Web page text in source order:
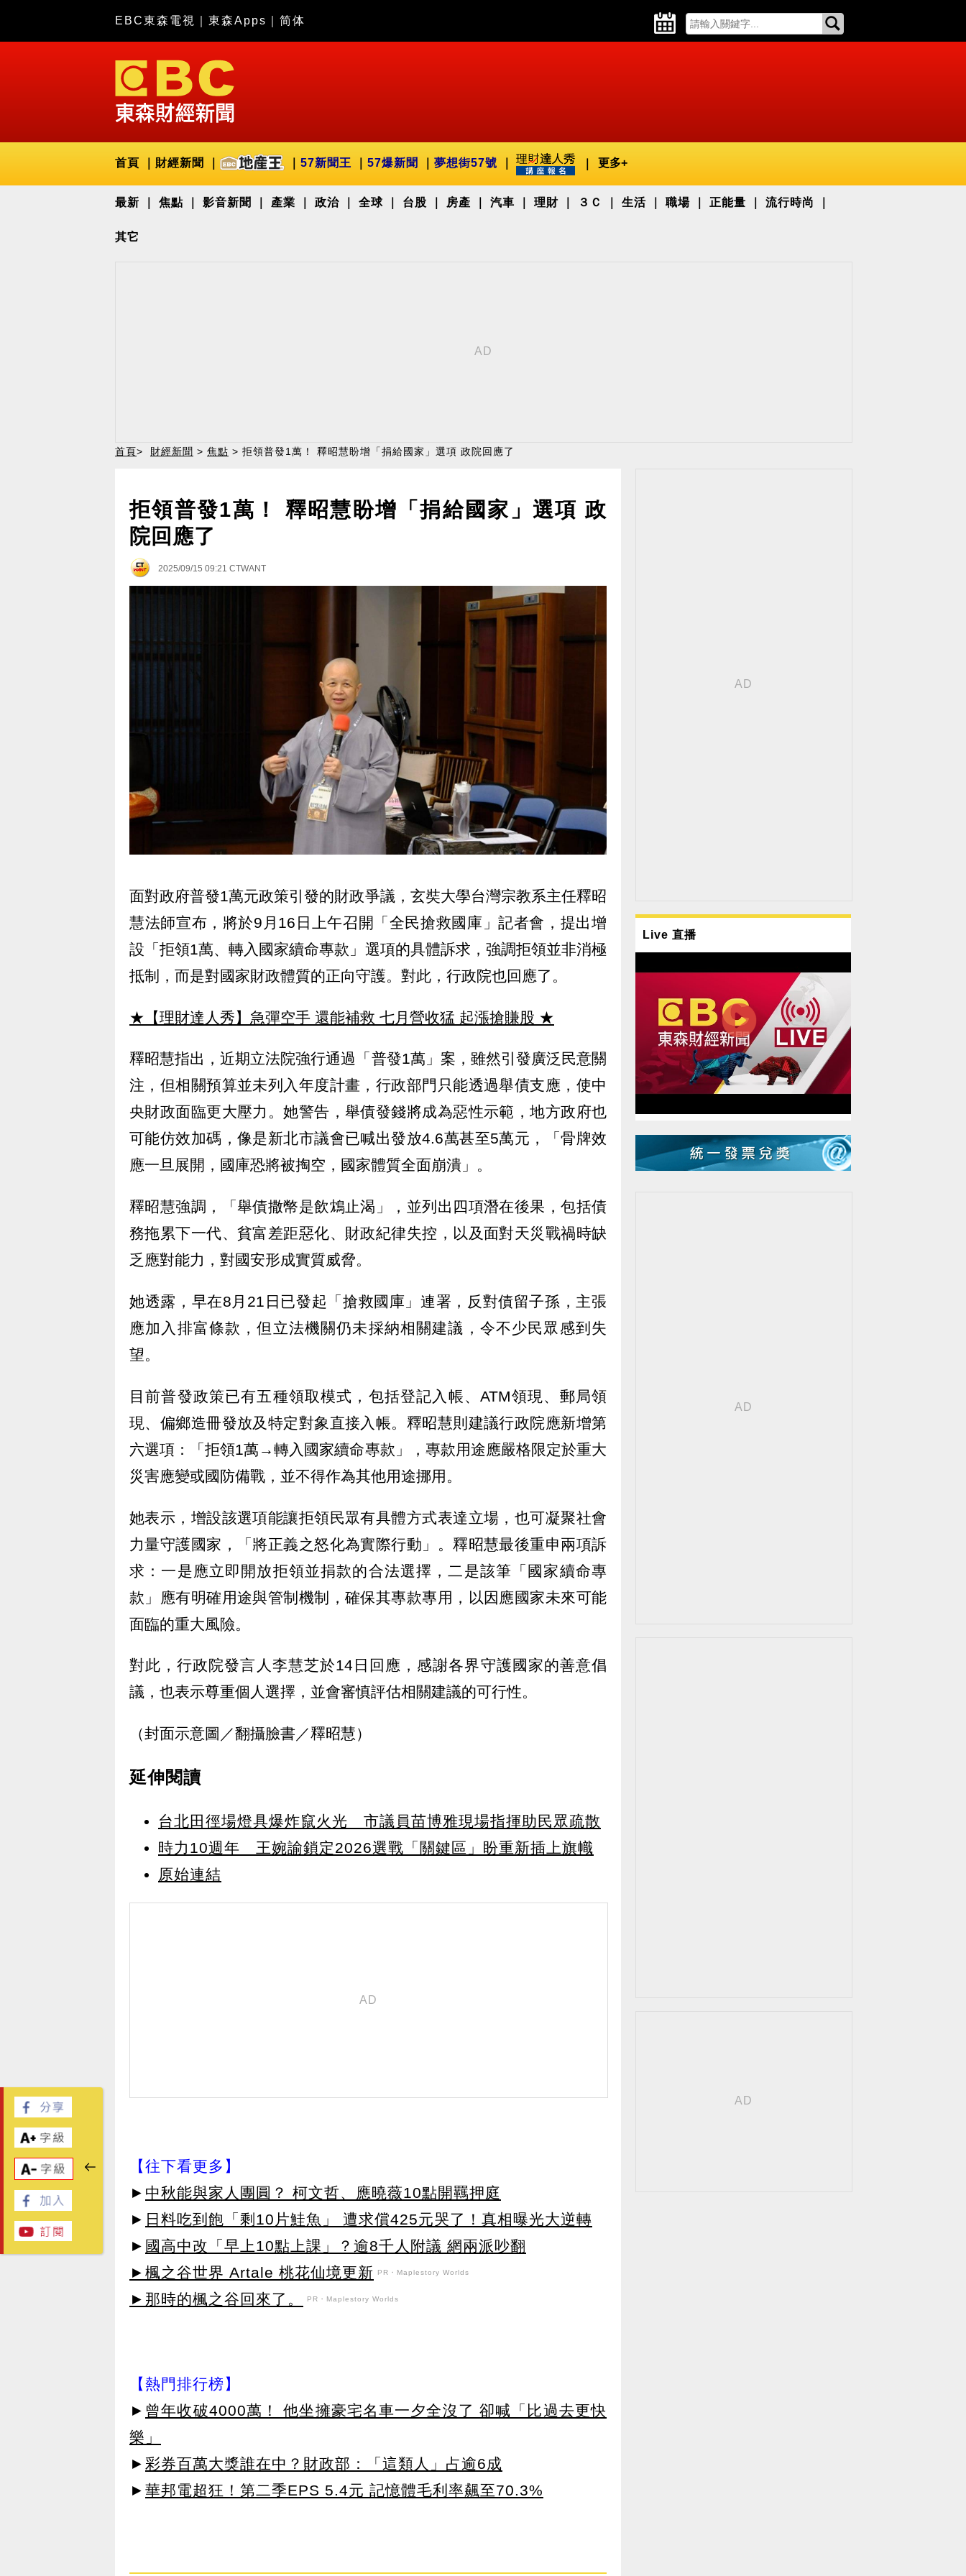
EBC東森電視 東森Apps 简体
首頁 財經新聞 57新聞王 57爆新聞 夢想街57號 更多+
最新 焦點 影音新聞 產業 政治 全球 台股 房產 汽車 理財 ３Ｃ 生活 職場 正能量 流行時尚
其它
首頁> 財經新聞 > 焦點 > 拒領普發1萬！ 釋昭慧盼增「捐給國家」選項 政院回應了
拒領普發1萬！ 釋昭慧盼增「捐給國家」選項 政
院回應了
2025/09/15 09:21 CTWANT
面對政府普發1萬元政策引發的財政爭議，玄奘大學台灣宗教系主任釋昭
慧法師宣布，將於9月16日上午召開「全民搶救國庫」記者會，提出增
設「拒領1萬、轉入國家續命專款」選項的具體訴求，強調拒領並非消極
抵制，而是對國家財政體質的正向守護。對此，行政院也回應了。
★【理財達人秀】急彈空手 還能補救 七月營收猛 起漲搶賺股 ★
釋昭慧指出，近期立法院強行通過「普發1萬」案，雖然引發廣泛民意關
注，但相關預算並未列入年度計畫，行政部門只能透過舉債支應，使中
央財政面臨更大壓力。她警告，舉債發錢將成為惡性示範，地方政府也
可能仿效加碼，像是新北市議會已喊出發放4.6萬甚至5萬元，「骨牌效
應一旦展開，國庫恐將被掏空，國家體質全面崩潰」。
釋昭慧強調，「舉債撒幣是飲鴆止渴」，並列出四項潛在後果，包括債
務拖累下一代、貧富差距惡化、財政紀律失控，以及面對天災戰禍時缺
乏應對能力，對國安形成實質威脅。
她透露，早在8月21日已發起「搶救國庫」連署，反對債留子孫，主張
應加入排富條款，但立法機關仍未採納相關建議，令不少民眾感到失
望。
目前普發政策已有五種領取模式，包括登記入帳、ATM領現、郵局領
現、偏鄉造冊發放及特定對象直接入帳。釋昭慧則建議行政院應新增第
六選項：「拒領1萬→轉入國家續命專款」，專款用途應嚴格限定於重大
災害應變或國防備戰，並不得作為其他用途挪用。
她表示，增設該選項能讓拒領民眾有具體方式表達立場，也可凝聚社會
力量守護國家，「將正義之怒化為實際行動」。釋昭慧最後重申兩項訴
求：一是應立即開放拒領並捐款的合法選擇，二是該筆「國家續命專
款」應有明確用途與管制機制，確保其專款專用，以因應國家未來可能
面臨的重大風險。
對此，行政院發言人李慧芝於14日回應，感謝各界守護國家的善意倡
議，也表示尊重個人選擇，並會審慎評估相關建議的可行性。
（封面示意圖／翻攝臉書／釋昭慧）
延伸閱讀
台北田徑場燈具爆炸竄火光 市議員苗博雅現場指揮助民眾疏散
時力10週年 王婉諭鎖定2026選戰「關鍵區」盼重新插上旗幟
原始連結
【往下看更多】
► 中秋能與家人團圓？ 柯文哲、應曉薇10點開羈押庭
► 日料吃到飽「剩10片鮭魚」 遭求償425元哭了！真相曝光大逆轉
► 國高中改「早上10點上課」？逾8千人附議 網兩派吵翻
►楓之谷世界 Artale 桃花仙境更新
PR・Maplestory Worlds
►那時的楓之谷回來了。 PR・Maplestory Worlds
【熱門排行榜】
► 曾年收破4000萬！ 他坐擁豪宅名車一夕全沒了 卻喊「比過去更快
樂」
► 彩券百萬大獎誰在中？財政部：「這類人」占逾6成
► 華邦電超狂！第二季EPS 5.4元 記憶體毛利率飆至70.3%
Live 直播